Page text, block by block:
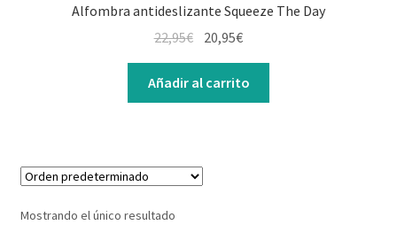
Mi cuentaAlfombra antideslizante Squeeze The Day
22,95€ 20,95€
Añadir al carrito
Mostrando el único resultado